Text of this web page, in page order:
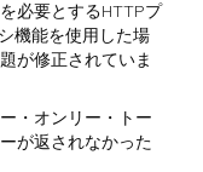
必要とするHTTPプ
機能を使用した場
が修正されていま
・オンリー・トー
が返されなかった